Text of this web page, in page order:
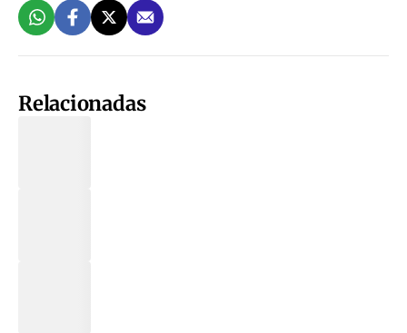
Relacionadas